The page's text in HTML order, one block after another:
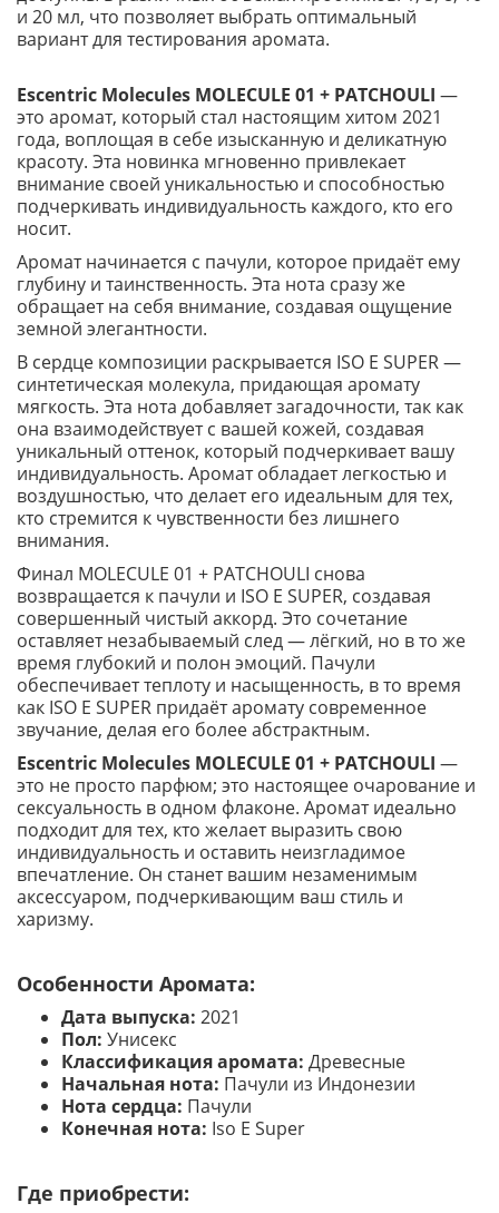
и 20 мл, что позволяет выбрать оптимальный
вариант для тестирования аромата.
Escentric Molecules MOLECULE 01 + PATCHOULI —
это аромат, который стал настоящим хитом 2021
года, воплощая в себе изысканную и деликатную
красоту. Эта новинка мгновенно привлекает
внимание своей уникальностью и способностью
подчеркивать индивидуальность каждого, кто его
носит.
Аромат начинается с пачули, которое придаёт ему
глубину и таинственность. Эта нота сразу же
обращает на себя внимание, создавая ощущение
земной элегантности.
В сердце композиции раскрывается ISO E SUPER —
синтетическая молекула, придающая аромату
мягкость. Эта нота добавляет загадочности, так как
она взаимодействует с вашей кожей, создавая
уникальный оттенок, который подчеркивает вашу
индивидуальность. Аромат обладает легкостью и
воздушностью, что делает его идеальным для тех,
кто стремится к чувственности без лишнего
внимания.
Финал MOLECULE 01 + PATCHOULI снова
возвращается к пачули и ISO E SUPER, создавая
совершенный чистый аккорд. Это сочетание
оставляет незабываемый след — лёгкий, но в то же
время глубокий и полон эмоций. Пачули
обеспечивает теплоту и насыщенность, в то время
как ISO E SUPER придаёт аромату современное
звучание, делая его более абстрактным.
Escentric Molecules MOLECULE 01 + PATCHOULI —
это не просто парфюм; это настоящее очарование и
сексуальность в одном флаконе. Аромат идеально
подходит для тех, кто желает выразить свою
индивидуальность и оставить неизгладимое
впечатление. Он станет вашим незаменимым
аксессуаром, подчеркивающим ваш стиль и
харизму.
Особенности Аромата:
Дата выпуска: 2021
Пол: Унисекс
Классификация аромата: Древесные
Начальная нота: Пачули из Индонезии
Нота сердца: Пачули
Конечная нота: Iso E Super
Где приобрести: